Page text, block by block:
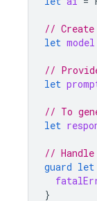
//
let
//
let
// To
let
//
guard